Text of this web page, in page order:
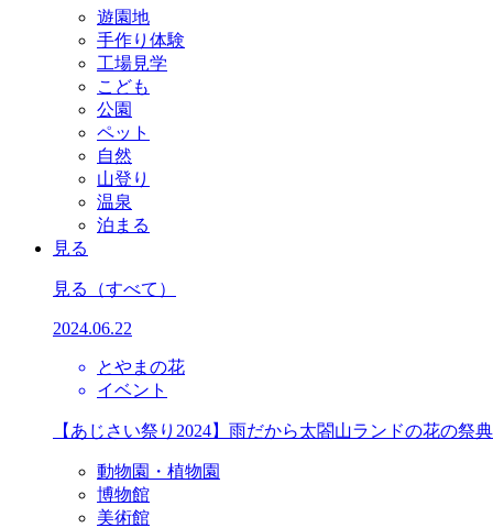
遊園地
手作り体験
工場見学
こども
公園
ペット
自然
山登り
温泉
泊まる
見る
見る （すべて）
2024.06.22
とやまの花
イベント
【あじさい祭り2024】雨だから太閤山ランドの花の祭
動物園・植物園
博物館
美術館